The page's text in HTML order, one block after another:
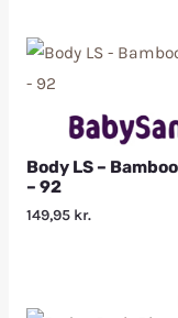
Body LS –
– 92
149,95 kr.